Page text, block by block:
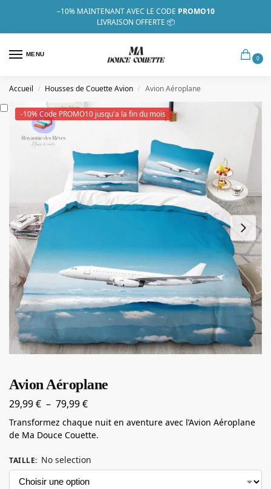
–10% MAINTENANT AVEC LE CODE PROMO10
LIVRAISON OFFERTE 📦
MENU
0
Accueil / Housses de Couette Avion / Avion Aéroplane
-10% Code PROMO10 jusqu'a la fin du mois
Avion Aéroplane
29,99€ – 79,99€
Transformez chaque nuit en aventure avec l’Avion Aéroplane
de Ma Douce Couette.
TAILLE: No selection